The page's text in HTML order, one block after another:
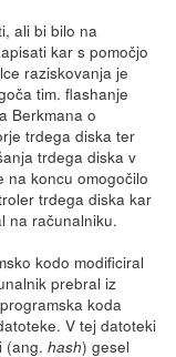
ali bi bilo na
kar s pomočjo
raziskovanja je
tim. flashanje
Berkmana o
trdega diska ter
trdega diska v
na koncu omogočilo
trdega diska kar
na računalniku.
kodo modificiral
prebral iz
koda
V tej datoteki
(ang. hash) gesel